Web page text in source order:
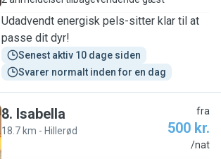
Udadvendt energisk pels-sitter klar til at
passe dit dyr!
Senest aktiv 10 dage siden
Svarer normalt inden for en dag
8. Isabella
18.7 km - Hillerød
fra
500 kr.
/nat